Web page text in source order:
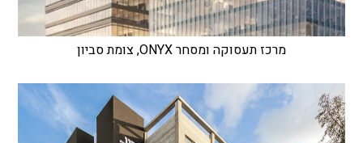
מרכז תעסוקה ומסחר ONYX, צומת סביון